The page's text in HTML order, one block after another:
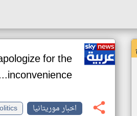
for the
inconvenience...
اخبار موريتانيا